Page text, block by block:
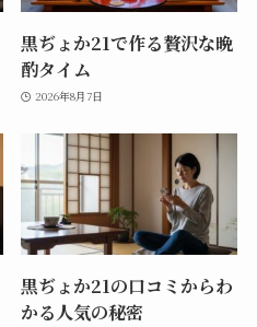
黒ぢょか21で作る贅沢な晩
酌タイム
2026年8月7日
黒ぢょか21の口コミからわ
かる人気の秘密